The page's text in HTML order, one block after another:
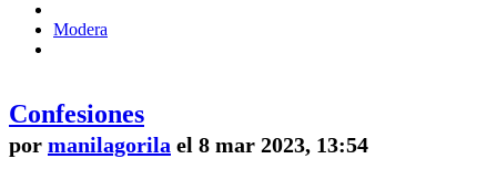
Modera
Confesiones
por manilagorila el 8 mar 2023, 13:54